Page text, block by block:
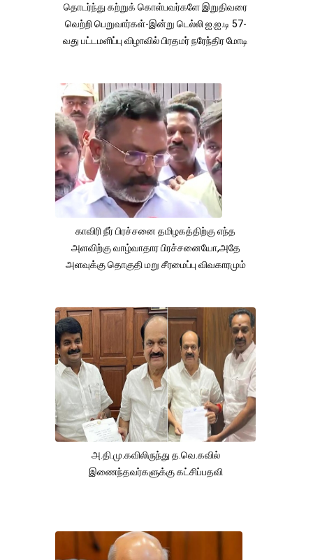
தொடர்ந்து கற்றுக் கொள்பவர்களே இறுதிவரை
வெற்றி பெறுவார்கள்-இன்று டெல்லி ஐ.ஐ.டி 57-
வது பட்டமளிப்பு விழாவில் பிரதமர் நரேந்திர மோடி
காவிரி நீர் பிரச்சனை தமிழகத்திற்கு எந்த
அளவிற்கு வாழ்வாதார பிரச்சனையோ,அதே
அளவுக்கு தொகுதி மறு சீரமைப்பு விவகாரமும்
அ.தி.மு.கவிலிருந்து த.வெ.கவில்
இணைந்தவர்களுக்கு கட்சிப்பதவி